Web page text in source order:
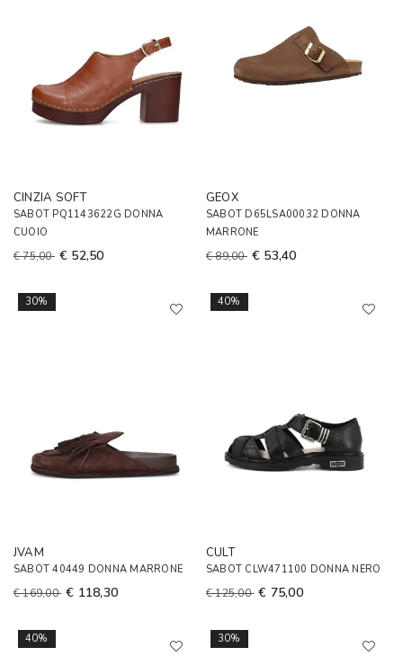
CINZIA SOFT
SABOT PQ1143622G DONNA
CUOIO
€ 75,00 € 52,50
GEOX
SABOT D65LSA00032 DONNA
MARRONE
€ 89,00 € 53,40
30%
JVAM
SABOT 40449 DONNA MARRONE
€ 169,00 € 118,30
40%
CULT
SABOT CLW471100 DONNA NERO
€ 125,00 € 75,00
40% 30%